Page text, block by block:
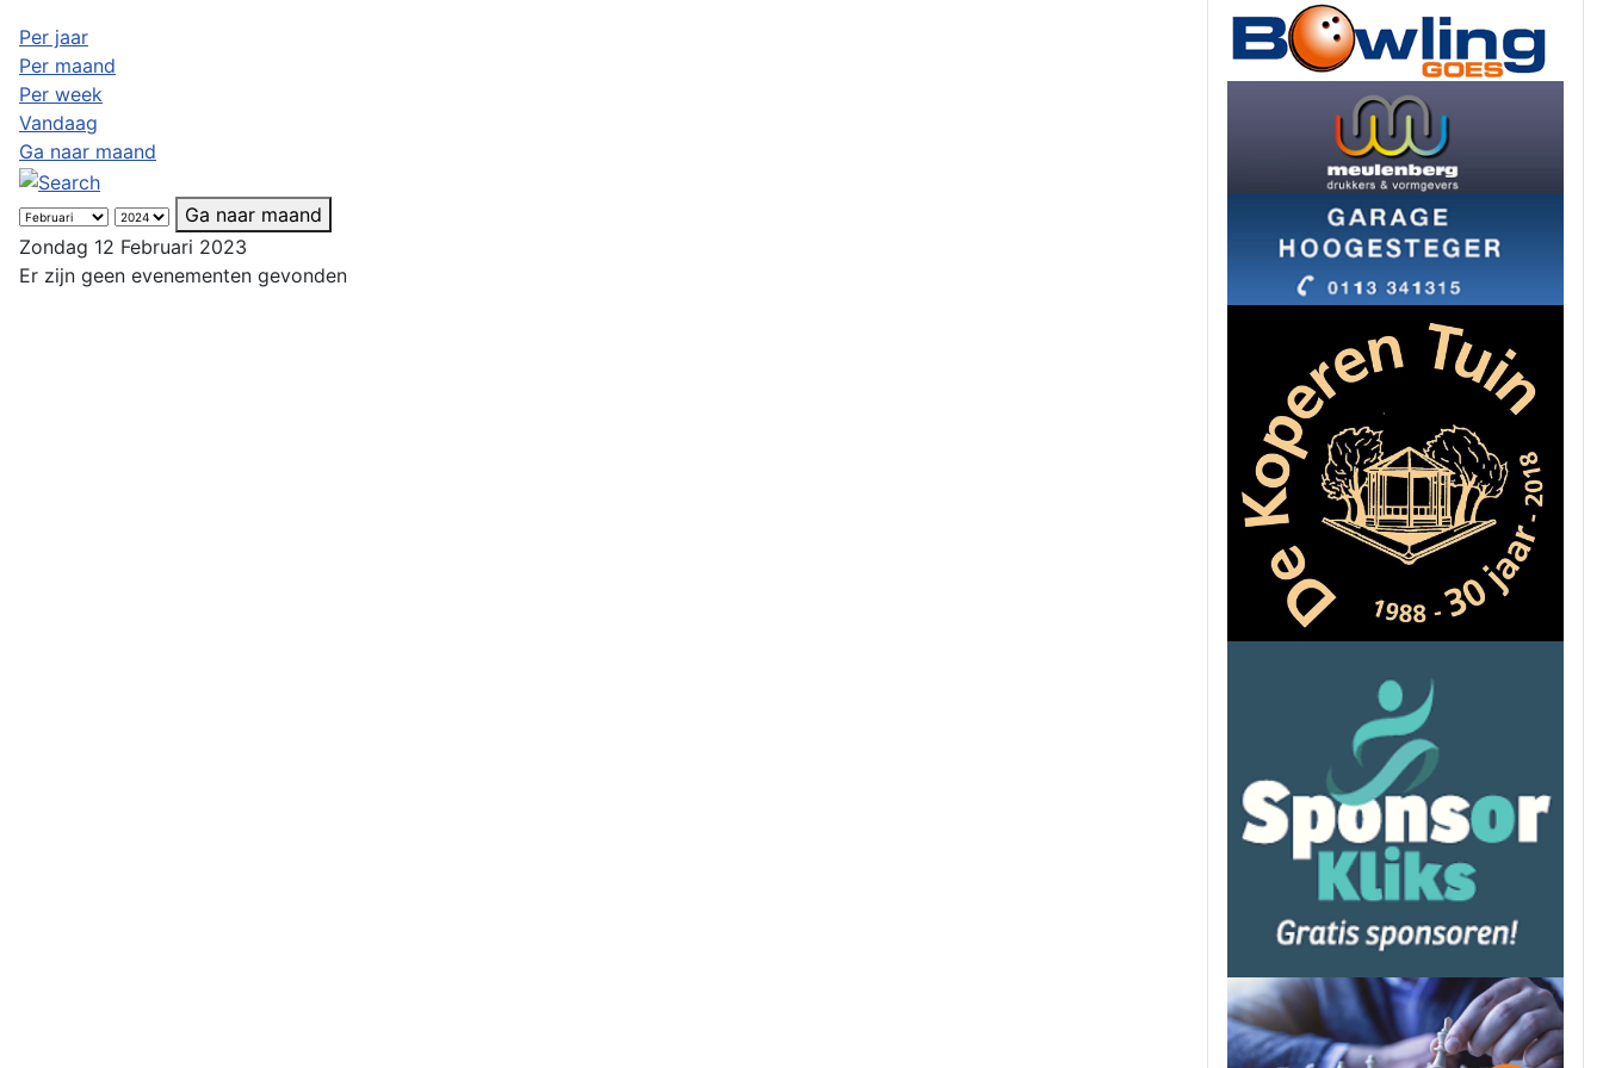
Per jaar
Per maand
Per week
Vandaag
Ga naar maand
Ga naar maand
Zondag 12 Februari 2023
Er zijn geen evenementen gevonden